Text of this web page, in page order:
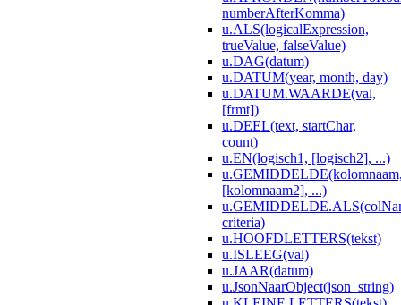
numberAfterKomma)
u.ALS(logicalExpression,
trueValue, falseValue)
u.DAG(datum)
u.DATUM(year, month, day)
u.DATUM.WAARDE(val,
[frmt])
u.DEEL(text, startChar,
count)
u.EN(logisch1, [logisch2], ...)
[kolomnaam2], ...)
criteria)
u.HOOFDLETTERS(tekst)
u.ISLEEG(val)
u.JAAR(datum)
u.JsonNaarObject(json_string)